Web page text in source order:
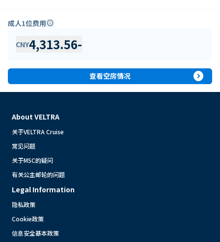
成人1位费用info
CNY4,313.56-
查看空房情况 expand_circle_right
About VELTRA
关于VELTRA Cruise
常见问题
关于MSC的疑问
有关公主邮轮的问题
Legal Information
隐私政策
Cookie政策
信息安全基本政策